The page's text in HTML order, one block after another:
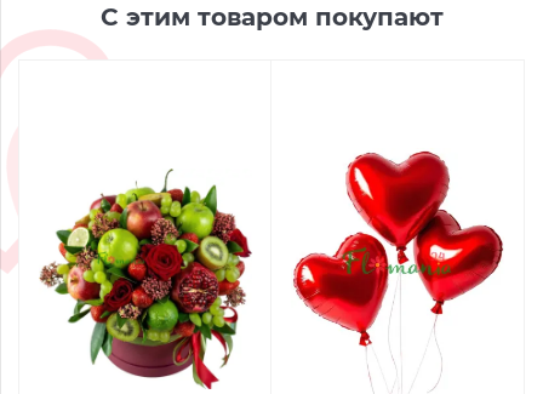
С этим товаром покупают